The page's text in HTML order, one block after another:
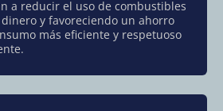
a reducir el uso de combustibles
y favoreciendo un ahorro
más eficiente y respetuoso